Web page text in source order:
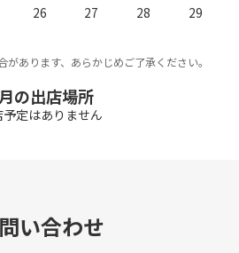
26 27 28
29
あります、あらかじめご了承ください。
の出店場所
予定はありません
い合わせ